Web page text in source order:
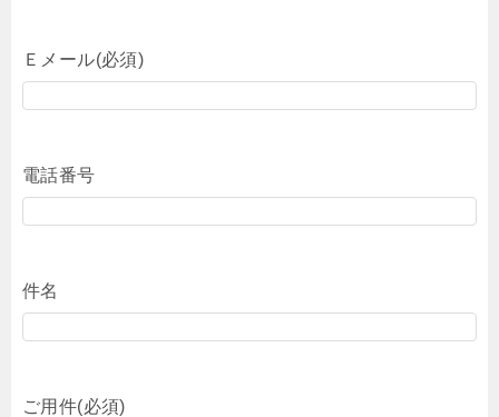
Ｅメール(必須)
電話番号
件名
ご用件(必須)